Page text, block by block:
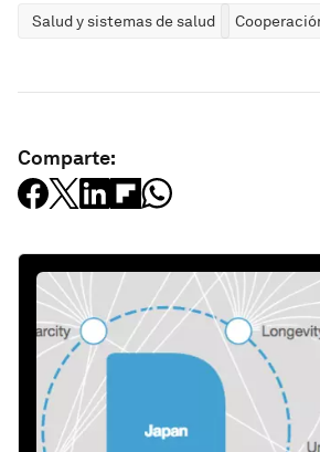
Salud y sistemas de salud
Comparte: